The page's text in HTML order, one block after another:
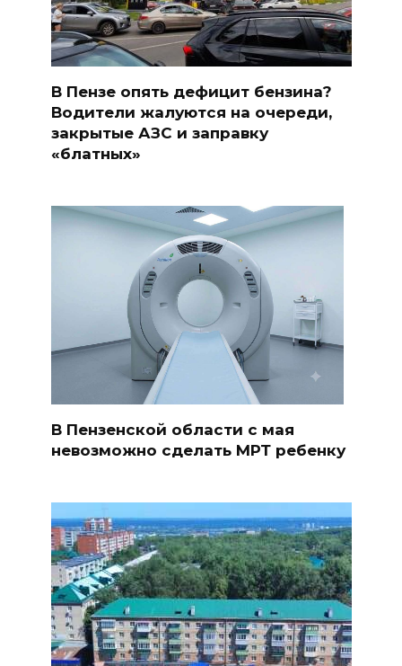
В Пензе опять дефицит бензина?
Водители жалуются на очереди,
закрытые АЗС и заправку
«блатных»
В Пензенской области с мая
невозможно сделать МРТ ребенку